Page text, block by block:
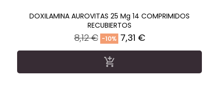
DOXILAMINA AUROVITAS 25 Mg 14 COMPRIMIDOS
RECUBIERTOS
Precio
regular
8,12 € -10% Precio
7,31 €
